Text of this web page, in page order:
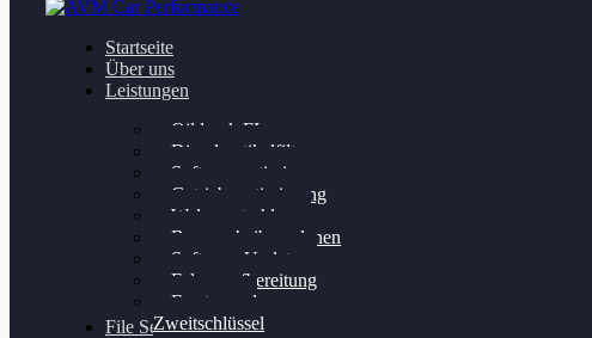
Startseite
Über uns
Leistungen
Oildruck FIx
Dieselpartikelfilter
Softwareoptimierung
Getriebeoptimierung
Walnussstrahlen
Bremsscheiben planen
Software Update
Felgenaufbereitung
Ersatz- und
Zweitschlüssel
File Service